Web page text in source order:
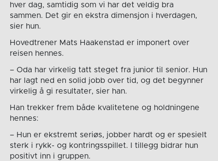
hver dag, samtidig som vi har det veldig bra
sammen. Det gir en ekstra dimensjon i hverdagen,
sier hun.
Hovedtrener Mats Haakenstad er imponert over
reisen hennes.
– Oda har virkelig tatt steget fra junior til senior. Hun
har lagt ned en solid jobb over tid, og det begynner
virkelig å gi resultater, sier han.
Han trekker frem både kvalitetene og holdningene
hennes:
– Hun er ekstremt seriøs, jobber hardt og er spesielt
sterk i rykk- og kontringsspillet. I tillegg bidrar hun
positivt inn i gruppen.